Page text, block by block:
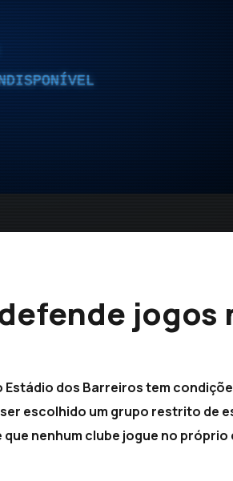
jogos
dos Barreiros tem
escolhido um grupo restrito de
nenhum clube jogue no